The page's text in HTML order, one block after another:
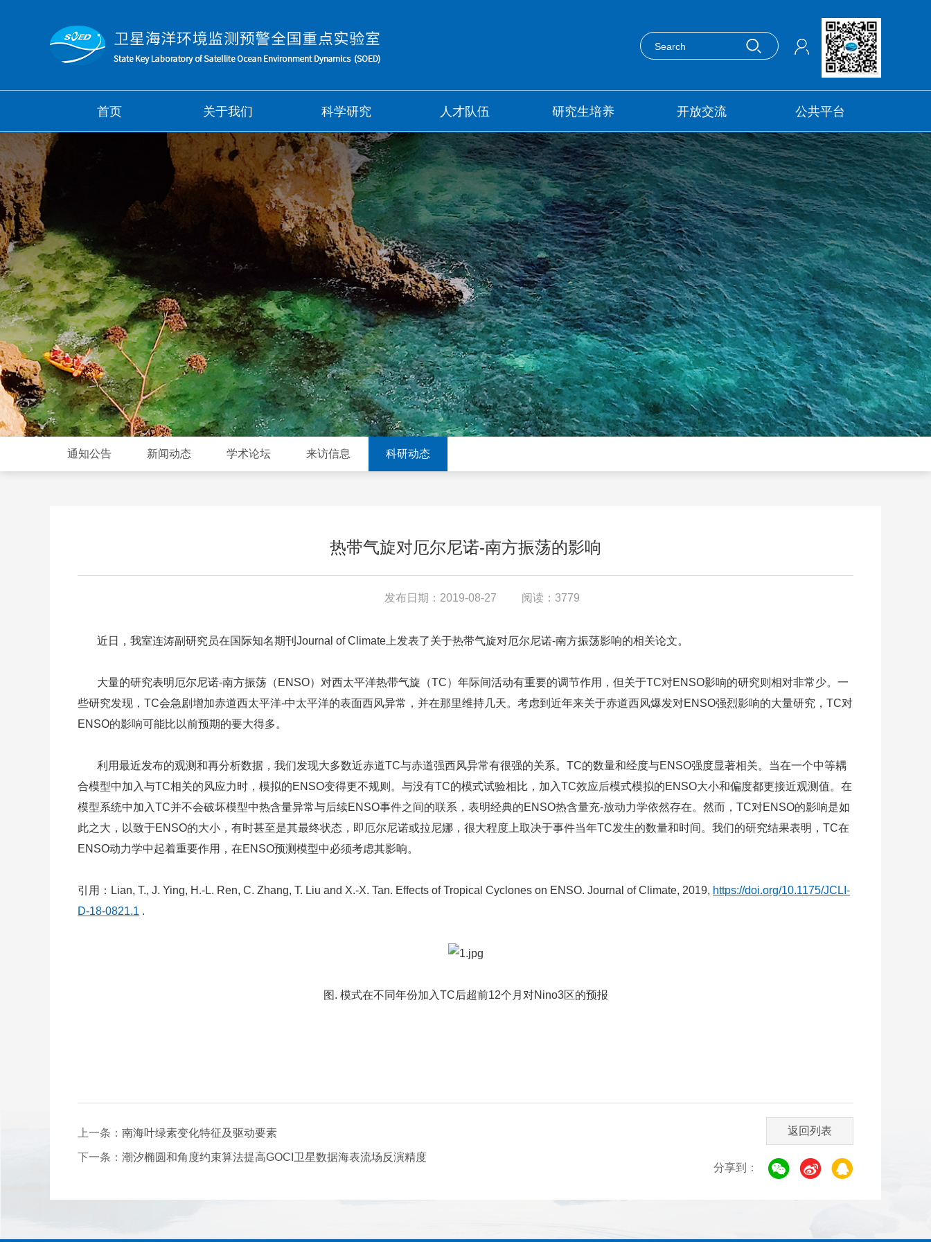
首页 关于我们 科学研究 人才队伍 研究生培养 开放交流 公共平台
通知公告 新闻动态 学术论坛 来访信息 科研动态
热带气旋对厄尔尼诺-南方振荡的影响
发布日期：2019-08-27 阅读：3779
近日，我室连涛副研究员在国际知名期刊Journal of Climate上发表了关于热带气旋对厄尔尼诺-南方振荡影响的相关论文。
大量的研究表明厄尔尼诺-南方振荡（ENSO）对西太平洋热带气旋（TC）年际间活动有重要的调节作用，但关于TC对ENSO影响的研究则相对非常少。一
些研究发现，TC会急剧增加赤道西太平洋-中太平洋的表面西风异常，并在那里维持几天。考虑到近年来关于赤道西风爆发对ENSO强烈影响的大量研究，TC对
ENSO的影响可能比以前预期的要大得多。
利用最近发布的观测和再分析数据，我们发现大多数近赤道TC与赤道强西风异常有很强的关系。TC的数量和经度与ENSO强度显著相关。当在一个中等耦
合模型中加入与TC相关的风应力时，模拟的ENSO变得更不规则。与没有TC的模式试验相比，加入TC效应后模式模拟的ENSO大小和偏度都更接近观测值。在
模型系统中加入TC并不会破坏模型中热含量异常与后续ENSO事件之间的联系，表明经典的ENSO热含量充-放动力学依然存在。然而，TC对ENSO的影响是如
此之大，以致于ENSO的大小，有时甚至是其最终状态，即厄尔尼诺或拉尼娜，很大程度上取决于事件当年TC发生的数量和时间。我们的研究结果表明，TC在
ENSO动力学中起着重要作用，在ENSO预测模型中必须考虑其影响。
引用：Lian, T., J. Ying, H.-L. Ren, C. Zhang, T. Liu and X.-X. Tan. Effects of Tropical Cyclones on ENSO. Journal of Climate, 2019, https://doi.org/10.1175/JCLI-
D-18-0821.1 .
图. 模式在不同年份加入TC后超前12个月对Nino3区的预报
上一条： 南海叶绿素变化特征及驱动要素
下一条： 潮汐椭圆和角度约束算法提高GOCI卫星数据海表流场反演精度
返回列表
分享到：